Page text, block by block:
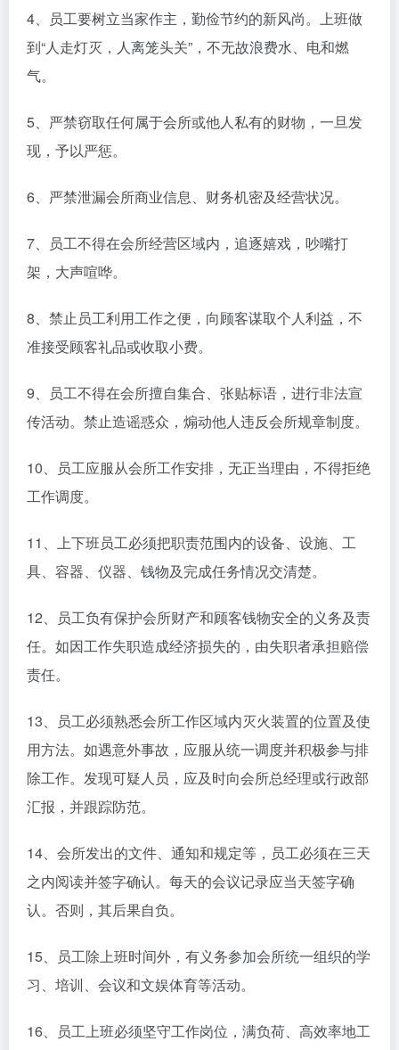
4、员工要树立当家作主，勤俭节约的新风尚。上班做
到“人走灯灭，人离笼头关”，不无故浪费水、电和燃
气。
5、严禁窃取任何属于会所或他人私有的财物，一旦发
现，予以严惩。
6、严禁泄漏会所商业信息、财务机密及经营状况。
7、员工不得在会所经营区域内，追逐嬉戏，吵嘴打
架，大声喧哗。
8、禁止员工利用工作之便，向顾客谋取个人利益，不
准接受顾客礼品或收取小费。
9、员工不得在会所擅自集合、张贴标语，进行非法宣
传活动。禁止造谣惑众，煽动他人违反会所规章制度。
10、员工应服从会所工作安排，无正当理由，不得拒绝
工作调度。
11、上下班员工必须把职责范围内的设备、设施、工
具、容器、仪器、钱物及完成任务情况交清楚。
12、员工负有保护会所财产和顾客钱物安全的义务及责
任。如因工作失职造成经济损失的，由失职者承担赔偿
责任。
13、员工必须熟悉会所工作区域内灭火装置的位置及使
用方法。如遇意外事故，应服从统一调度并积极参与排
除工作。发现可疑人员，应及时向会所总经理或行政部
汇报，并跟踪防范。
14、会所发出的文件、通知和规定等，员工必须在三天
之内阅读并签字确认。每天的会议记录应当天签字确
认。否则，其后果自负。
15、员工除上班时间外，有义务参加会所统一组织的学
习、培训、会议和文娱体育等活动。
16、员工上班必须坚守工作岗位，满负荷、高效率地工